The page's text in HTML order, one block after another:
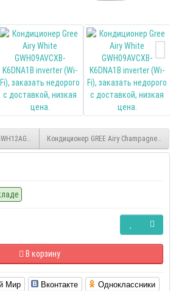
K6DNA4C inverter
Кондиционер GREE Airy Champagne
В корзину
Мир Вконтакте Одноклассники